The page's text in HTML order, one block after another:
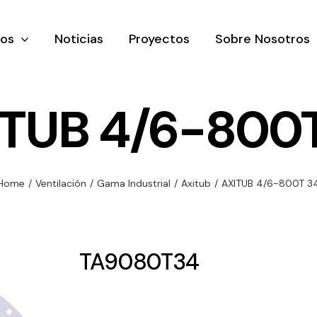
y
y
Ventilación
ventilación
Noticias Proyectos Sobre Nosotros
4/6-
/ Ventilación / Gama Industrial / Axitub / AXITUB 4/6-800T
TA9080T34